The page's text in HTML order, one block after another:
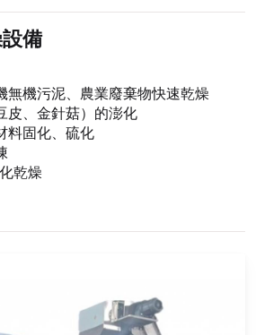
備
無機污泥、農業廢棄物快速乾燥
皮、金針菇）的澎化
料固化、硫化
乾燥